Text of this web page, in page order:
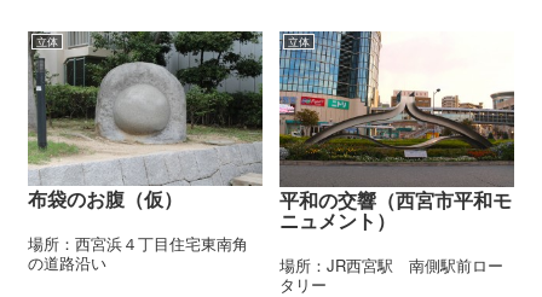
立体
布袋のお腹（仮）
場所：西宮浜４丁目住宅東南角
の道路沿い
立体
平和の交響（西宮市平和モ
ニュメント）
場所：JR西宮駅 南側駅前ロー
タリー